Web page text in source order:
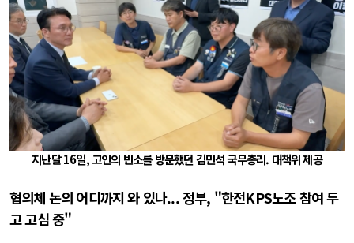
지난달 16일, 고인의 빈소를 방문했던 김민석 국무총리. 대책위 제공
협의체 논의 어디까지 와 있나... 정부, "한전KPS노조 참여 두
고 고심 중"